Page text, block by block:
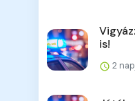
is!
2